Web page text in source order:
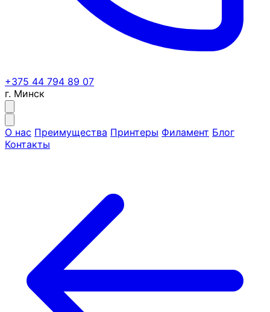
+375 44 794 89 07
г. Минск
О нас Преимущества Принтеры Филамент Блог
Контакты